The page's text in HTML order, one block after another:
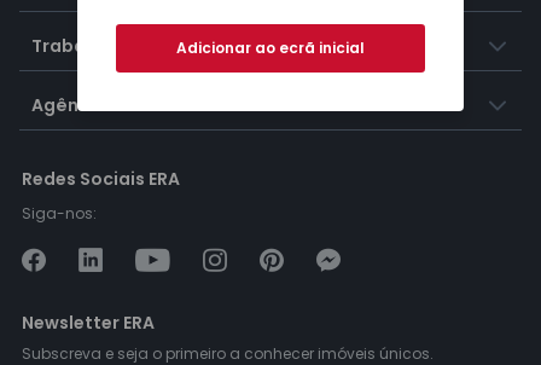
Trabalhar na ERA
Agências ERA
Redes Sociais ERA
Siga-nos:
Newsletter ERA
Subscreva e seja o primeiro a conhecer imóveis únicos.
Adicionar ao ecrã inicial